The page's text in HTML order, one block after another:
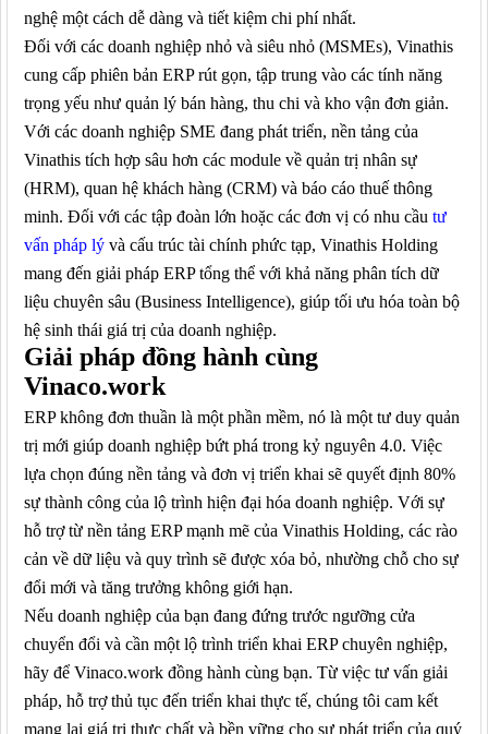
nghệ một cách dễ dàng và tiết kiệm chi phí nhất.
Đối với các doanh nghiệp nhỏ và siêu nhỏ (MSMEs), Vinathis
cung cấp phiên bản ERP rút gọn, tập trung vào các tính năng
trọng yếu như quản lý bán hàng, thu chi và kho vận đơn giản.
Với các doanh nghiệp SME đang phát triển, nền tảng của
Vinathis tích hợp sâu hơn các module về quản trị nhân sự
(HRM), quan hệ khách hàng (CRM) và báo cáo thuế thông
minh. Đối với các tập đoàn lớn hoặc các đơn vị có nhu cầu tư
vấn pháp lý và cấu trúc tài chính phức tạp, Vinathis Holding
mang đến giải pháp ERP tổng thể với khả năng phân tích dữ
liệu chuyên sâu (Business Intelligence), giúp tối ưu hóa toàn bộ
hệ sinh thái giá trị của doanh nghiệp.
Giải pháp đồng hành cùng
Vinaco.work
ERP không đơn thuần là một phần mềm, nó là một tư duy quản
trị mới giúp doanh nghiệp bứt phá trong kỷ nguyên 4.0. Việc
lựa chọn đúng nền tảng và đơn vị triển khai sẽ quyết định 80%
sự thành công của lộ trình hiện đại hóa doanh nghiệp. Với sự
hỗ trợ từ nền tảng ERP mạnh mẽ của Vinathis Holding, các rào
cản về dữ liệu và quy trình sẽ được xóa bỏ, nhường chỗ cho sự
đổi mới và tăng trưởng không giới hạn.
Nếu doanh nghiệp của bạn đang đứng trước ngưỡng cửa
chuyển đổi và cần một lộ trình triển khai ERP chuyên nghiệp,
hãy để Vinaco.work đồng hành cùng bạn. Từ việc tư vấn giải
pháp, hỗ trợ thủ tục đến triển khai thực tế, chúng tôi cam kết
mang lại giá trị thực chất và bền vững cho sự phát triển của quý